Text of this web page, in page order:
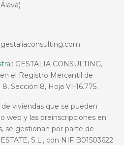
: GESTALIA CONSULTING,
el Registro Mercantil de
Sección 8, Hoja VI-16.775.
viviendas que se pueden
web y las preinscripciones en
se gestionan por parte de
S.L., con NIF B01503622